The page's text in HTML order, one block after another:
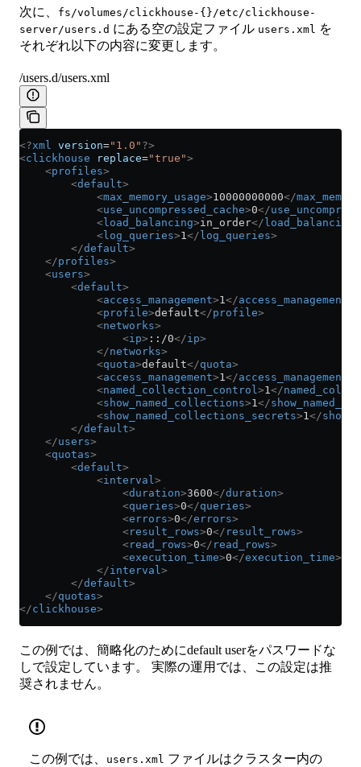
次に、
fs/volumes/clickhouse-{}/etc/clickhouse-
server/users.d にある空の設定ファイル users.xml を
それぞれ以下の内容に変更します。
/users.d/users.xml
<?xml version="1.0" ?>
<clickhouse replace="true">
    <
profiles>
        <
default>
            <
max_memory_usage>10000000000</
            <
use_uncompressed_cache>0</
            <
load_balancing>in_order</ load_balancing
            <
log_queries>1</ log_queries>
        </
default>
    </
profiles>
    <
users>
        <
default>
            <
access_management>1</access_management
            <
profile>default</profile>
            <
networks>
                <
ip> ::/0</ip>
            </
networks>
            <
quota>default</quota>
            <
access_management>1</access_management
            <
named_collection_control>1</
            <
show_named_collections>1</
            <
show_named_collections_secrets>1</
        </
default>
    </
users>
    <
quotas>
        <
default>
            <
interval>
                <
duration>3600</duration>
                <
queries>0</queries>
                <
errors>0</errors>
                <
result_rows>0</ result_rows>
                <
read_rows>0</ read_rows>
                <
execution_time>0</execution_time>
            </
interval>
        </
default>
    </
quotas>
</clickhouse>
この例では、簡略化のためにdefault userをパスワードな
しで設定しています。 実際の運用では、この設定は推
奨されません。
この例では、 users.xml ファイルはクラスター内の